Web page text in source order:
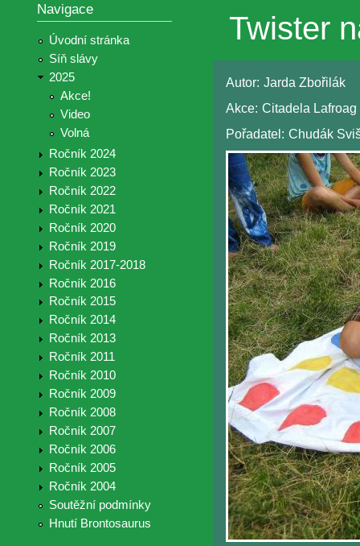
Navigace
Úvodní stránka
Síň slávy
2025
Akce!
Video
Volná
Ročník 2024
Ročník 2023
Ročník 2022
Ročník 2021
Ročník 2020
Ročník 2019
Ročník 2017-2018
Ročník 2016
Ročník 2015
Ročník 2014
Ročník 2013
Ročník 2011
Ročník 2010
Ročník 2009
Ročník 2008
Ročník 2007
Ročník 2006
Ročník 2005
Ročník 2004
Soutěžní podmínky
Hnutí Brontosaurus
Twister
Autor: Jarda Zbořilák
Akce: Citadela Lafroag
Pořadatel: Chudák